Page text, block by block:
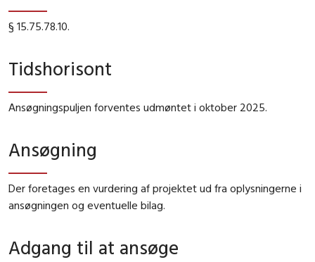
§ 15.75.78.10.
Tidshorisont
Ansøgningspuljen forventes udmøntet i oktober 2025.
Ansøgning
Der foretages en vurdering af projektet ud fra oplysningerne i
ansøgningen og eventuelle bilag.
Adgang til at ansøge